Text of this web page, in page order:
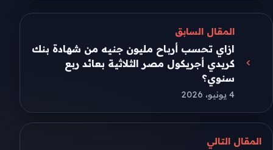
المقال السابق
ازاي تحسب أرباح مليون جنيه من شهادة بنك
كريدي أجريكول مصر الثلاثية بعائد ربع
سنوي؟
4 يونيو، 2026
المقال التالي